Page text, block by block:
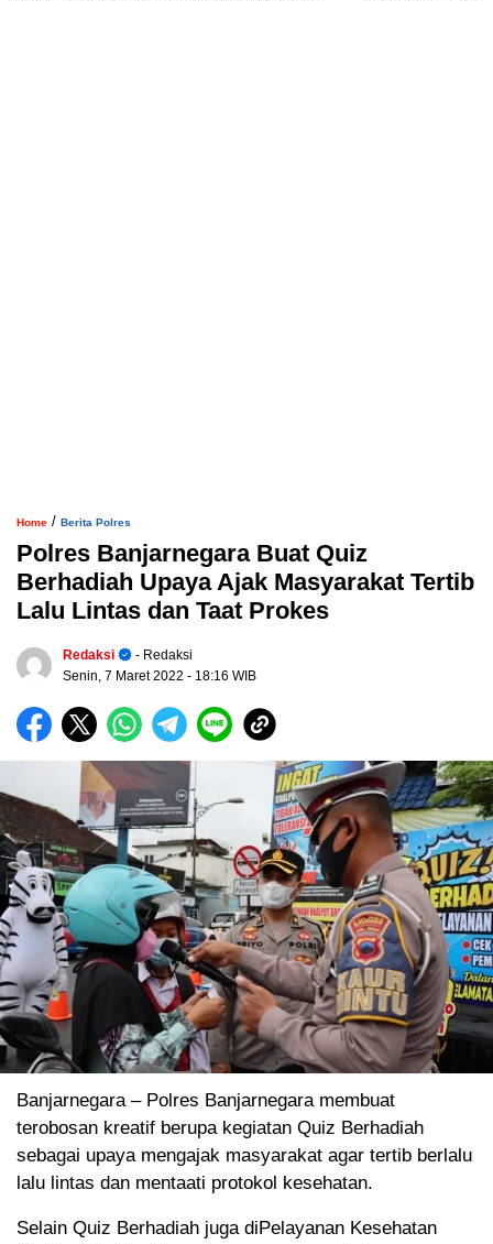
Home / Berita Polres
Polres Banjarnegara Buat Quiz
Berhadiah Upaya Ajak Masyarakat Tertib
Lalu Lintas dan Taat Prokes
Redaksi
- Redaksi
Senin, 7 Maret 2022 - 18:16 WIB
Banjarnegara – Polres Banjarnegara membuat
terobosan kreatif berupa kegiatan Quiz Berhadiah
sebagai upaya mengajak masyarakat agar tertib berlalu
lalu lintas dan mentaati protokol kesehatan.
Selain Quiz Berhadiah juga diPelayanan Kesehatan